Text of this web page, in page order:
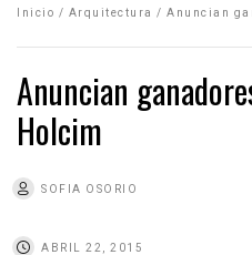
Inicio / Arquitectura / Anuncian
Anuncian
Holcim
SOFIA OSORIO
ABRIL 22, 2015